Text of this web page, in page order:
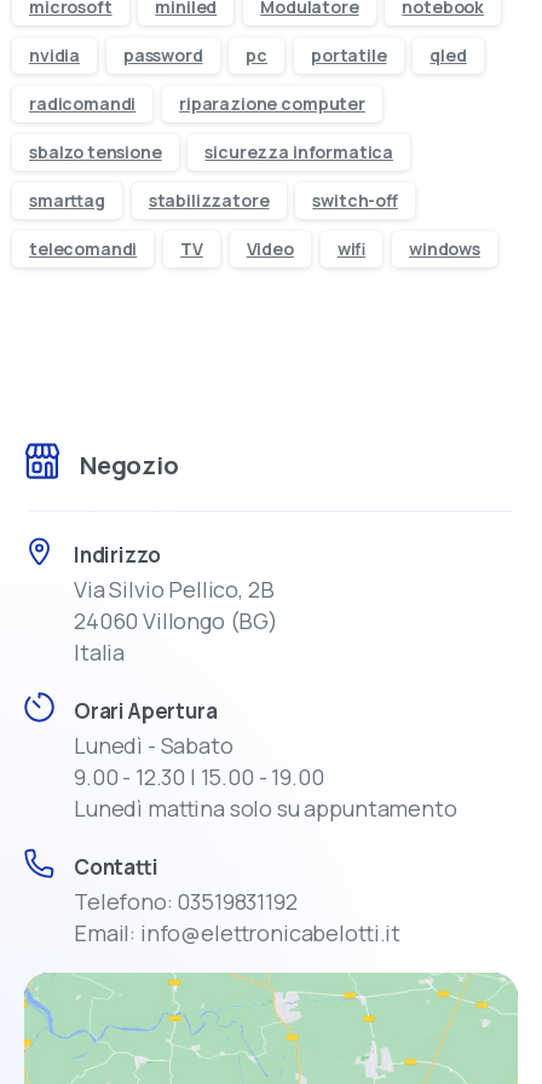
microsoft miniled Modulatore notebook
nvidia password pc portatile qled
radicomandi riparazione computer
sbalzo tensione sicurezza informatica
smarttag stabilizzatore switch-off
telecomandi TV Video wifi windows
Negozio
Indirizzo
Via Silvio Pellico, 2B
24060 Villongo (BG)
Italia
Orari Apertura
Lunedì - Sabato
9.00 - 12.30 | 15.00 - 19.00
Lunedì mattina solo su appuntamento
Contatti
Telefono: 03519831192
Email: info@elettronicabelotti.it
Oltre 50.000 prodotti di elettronica e
Ampia scelta di Informatica, Elettronica, TV,
Assistenza dedicata prima e dopo
l’acquisto
Ritiro in negozio o consegna rapida
Promozioni esclusive solo online
Ricevi 5€ sul primo ordine